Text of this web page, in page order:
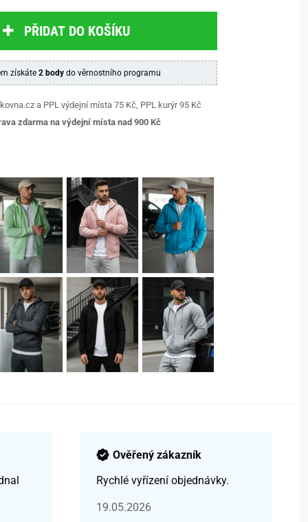
PŘIDAT DO KOŠÍKU
získáte 2 bodydo věrnostního programu
a PPL výdejní místa 75 Kč, PPL kurýr 95 Kč
zdarma na výdejní místa nad 900 Kč
Ověřený zákazník
Rychlé vyřízení objednávky.
19.05.2026